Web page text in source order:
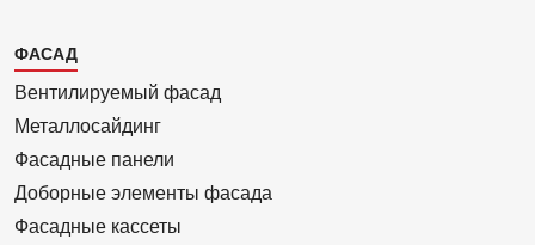
Каталог
2
ФАСАД
Вентилиру­емый фасад
Металло­сайдинг
Фасадные панели
Доборные элементы фасада
Фасадные кассеты